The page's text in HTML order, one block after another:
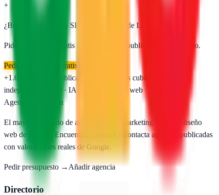
+
¿Buscas una agencia SEO en Monforte de Lemos
Pide presupuesto gratis a las agencias publicadas. Sin registro.
Pedir presupuesto gratis
+1.650
agencias publicadas provincias cubiertas
independiente
SEO · IA · GEO · Diseño web
AgenciasSEO
.com
El mayor directorio de agencias SEO, marketing digital y diseño
web de España. Encuentra, compara y contacta agencias publicadas
con valoraciones reales de Google.
Pedir presupuesto → Añadir agencia
Directorio